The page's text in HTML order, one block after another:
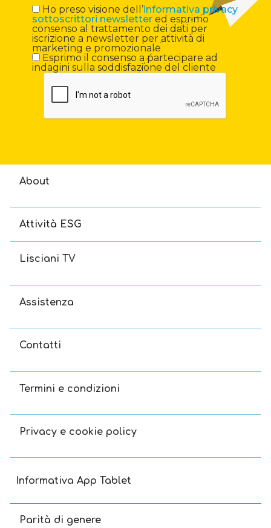
Ho preso visione dell’informativa privacy
sottoscrittori newslettered esprimo
consenso al trattamento dei dati per
iscrizione a newsletter per attività di
marketing e promozionale
Esprimo il consenso a partecipare ad
indagini sulla soddisfazione del cliente
About
Attività ESG
Lisciani TV
Assistenza
Contatti
Termini e condizioni
Privacy e cookie policy
Informativa App Tablet
Parità di genere